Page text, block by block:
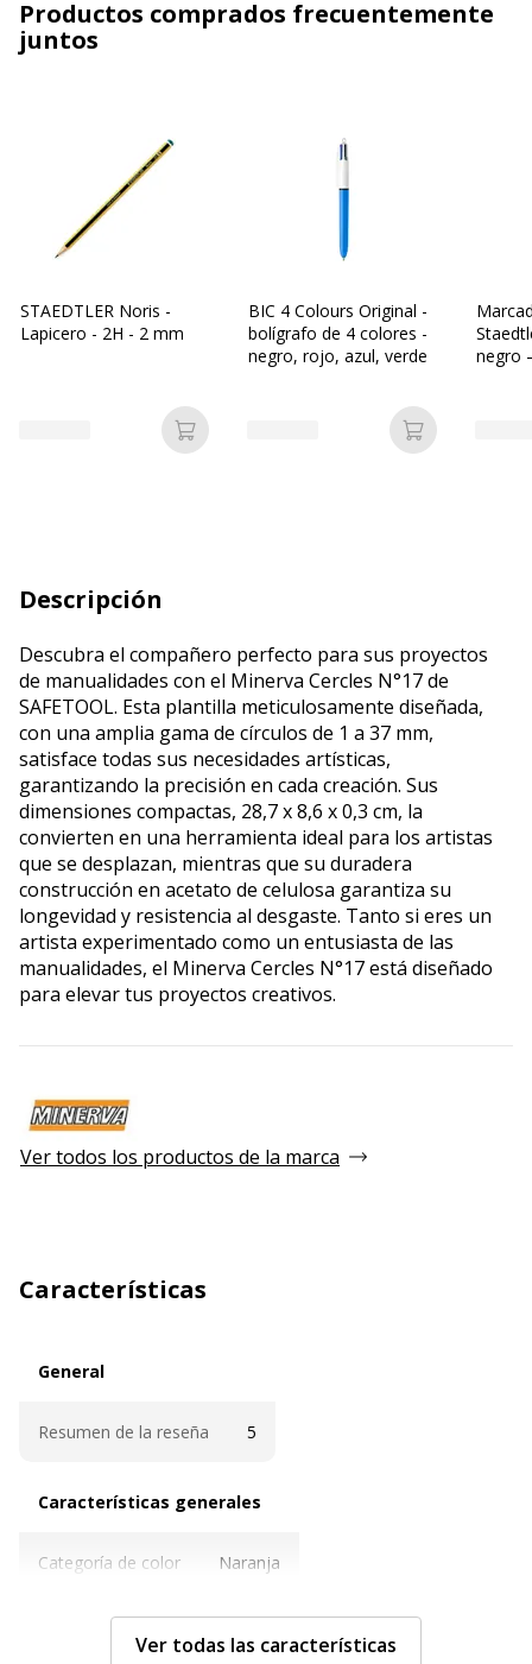
Productos comprados frecuentemente
juntos
STAEDTLER Noris -
Lapicero - 2H - 2 mm
Añadir a la cesta
BIC 4 Colours Original -
bolígrafo de 4 colores -
negro, rojo, azul, verde
Añadir a la
negro
Descripción
Descubra el compañero perfecto para sus proyectos
de manualidades con el Minerva Cercles N°17 de
SAFETOOL. Esta plantilla meticulosamente diseñada,
con una amplia gama de círculos de 1 a 37 mm,
satisface todas sus necesidades artísticas,
garantizando la precisión en cada creación. Sus
dimensiones compactas, 28,7 x 8,6 x 0,3 cm, la
convierten en una herramienta ideal para los artistas
que se desplazan, mientras que su duradera
construcción en acetato de celulosa garantiza su
longevidad y resistencia al desgaste. Tanto si eres un
artista experimentado como un entusiasta de las
manualidades, el Minerva Cercles N°17 está diseñado
para elevar tus proyectos creativos.
Ver todos los productos de la marca
Características
General
Resumen de la reseña 5
Características generales
Categoría de color Naranja
Cantidad incluida 1
Ver todas las características